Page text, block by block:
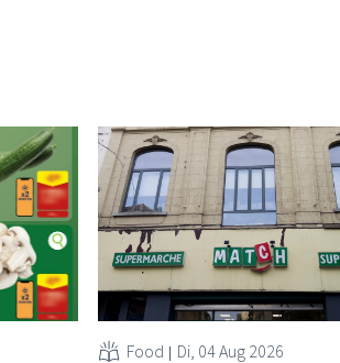
Food Di, 04 Aug 2026